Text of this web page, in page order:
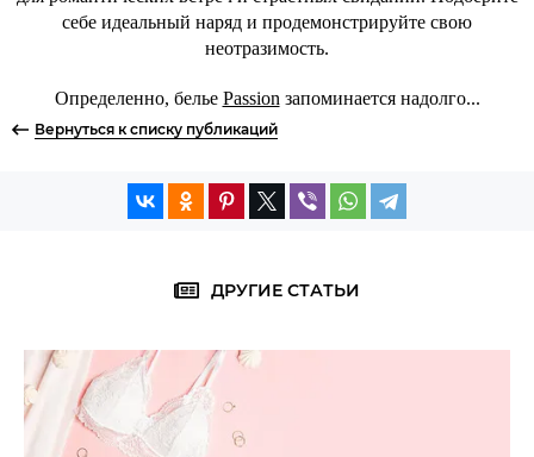
себе идеальный наряд и продемонстрируйте свою
неотразимость.
Определенно, белье Passion запоминается надолго...
Вернуться к списку публикаций
ДРУГИЕ СТАТЬИ